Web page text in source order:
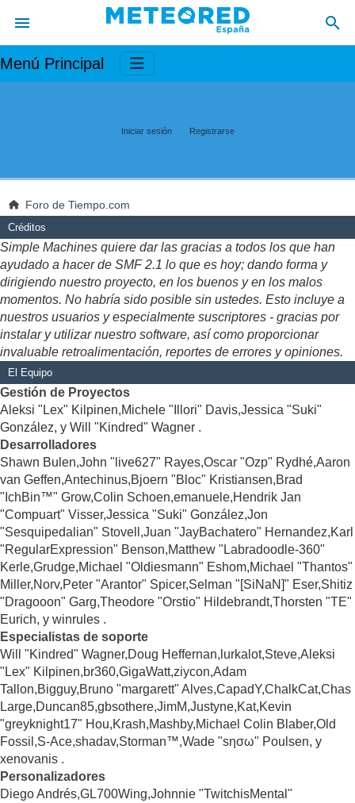
Menú Principal
Iniciar sesión Registrarse
Foro de Tiempo.com
Créditos
Simple Machines quiere dar las gracias a todos los que han
ayudado a hacer de SMF 2.1 lo que es hoy; dando forma y
dirigiendo nuestro proyecto, en los buenos y en los malos
momentos. No habría sido posible sin ustedes. Esto incluye a
nuestros usuarios y especialmente suscriptores - gracias por
instalar y utilizar nuestro software, así como proporcionar
invaluable retroalimentación, reportes de errores y opiniones.
El Equipo
Gestión de Proyectos
Aleksi "Lex" Kilpinen,Michele "Illori" Davis,Jessica "Suki"
González, y Will "Kindred" Wagner .
Desarrolladores
Shawn Bulen,John "live627" Rayes,Oscar "Ozp" Rydhé,Aaron
van Geffen,Antechinus,Bjoern "Bloc" Kristiansen,Brad
"IchBin™" Grow,Colin Schoen,emanuele,Hendrik Jan
"Compuart" Visser,Jessica "Suki" González,Jon
"Sesquipedalian" Stovell,Juan "JayBachatero" Hernandez,Karl
"RegularExpression" Benson,Matthew "Labradoodle-360"
Kerle,Grudge,Michael "Oldiesmann" Eshom,Michael "Thantos"
Miller,Norv,Peter "Arantor" Spicer,Selman "[SiNaN]" Eser,Shitiz
"Dragooon" Garg,Theodore "Orstio" Hildebrandt,Thorsten "TE"
Eurich, y winrules .
Especialistas de soporte
Will "Kindred" Wagner,Doug Heffernan,lurkalot,Steve,Aleksi
"Lex" Kilpinen,br360,GigaWatt,ziycon,Adam
Tallon,Bigguy,Bruno "margarett" Alves,CapadY,ChalkCat,Chas
Large,Duncan85,gbsothere,JimM,Justyne,Kat,Kevin
"greyknight17" Hou,Krash,Mashby,Michael Colin Blaber,Old
Fossil,S-Ace,shadav,Storman™,Wade "sησω" Poulsen, y
xenovanis .
Personalizadores
Diego Andrés,GL700Wing,Johnnie "TwitchisMental"